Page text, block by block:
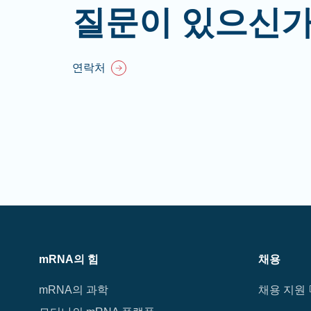
질문이 있으신
연락처
mRNA의 힘
mRNA의 과학
채용
채용 지원